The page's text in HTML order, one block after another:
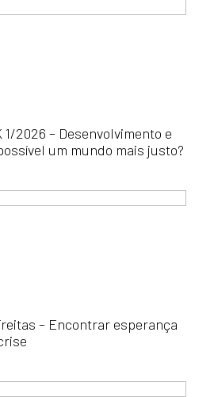
1/2026 – Desenvolvimento e
um mundo mais justo?
– Encontrar esperança